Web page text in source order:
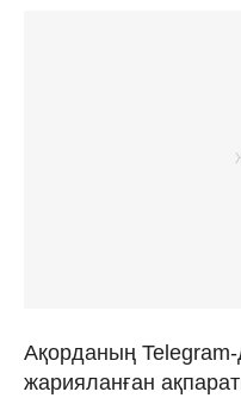
Ақорданың
жарияланған